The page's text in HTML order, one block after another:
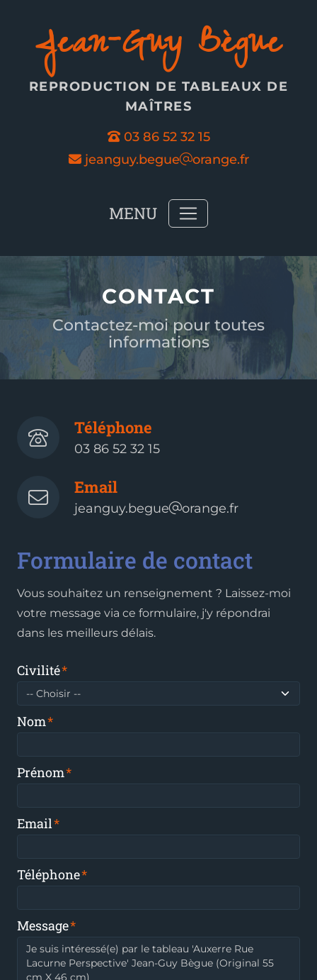
Jean-Guy Bègue
REPRODUCTION DE TABLEAUX DE
MAÎTRES
03 86 52 32 15
jeanguy.begue
orange.fr
MENU
CONTACT
Contactez-moi pour toutes
informations
Téléphone
03 86 52 32 15
Email
jeanguy.begue orange.fr
Formulaire de contact
Vous souhaitez un renseignement ? Laissez-moi
votre message via ce formulaire, j'y répondrai
dans les meilleurs délais.
Civilité
Nom
Prénom
Email
Téléphone
Message